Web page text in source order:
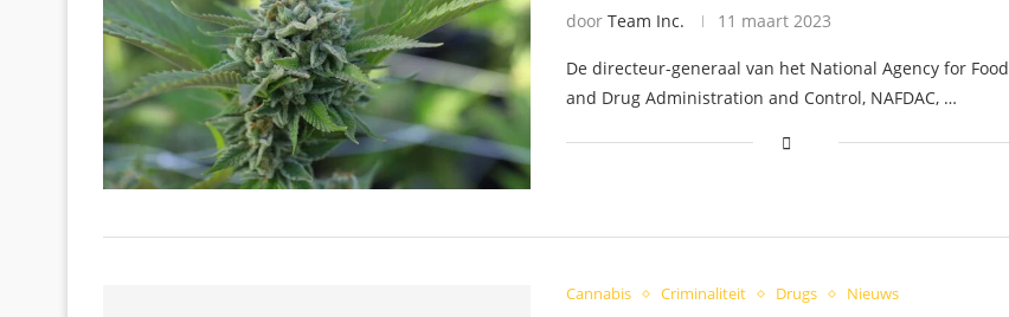
door Team Inc. 11 maart 2023
De directeur-generaal van het National Agency for Food
and Drug Administration and Control, NAFDAC, …
Cannabis Criminaliteit Drugs Nieuws